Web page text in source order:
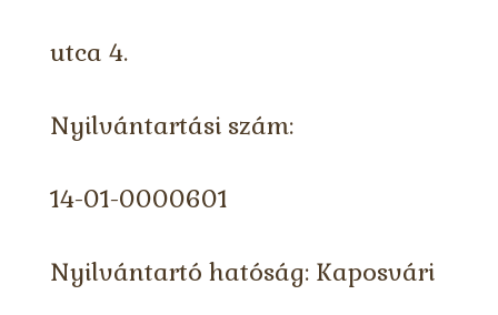
utca 4.
Nyilvántartási szám:
14-01-0000601
Nyilvántartó hatóság: Kaposvári